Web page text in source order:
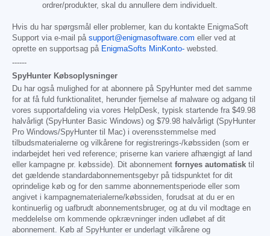
ordrer/produkter, skal du annullere dem individuelt.
Hvis du har spørgsmål eller problemer, kan du kontakte EnigmaSoft
Support via e-mail på support@enigmasoftware.com eller ved at
oprette en supportsag på EnigmaSofts MinKonto- websted.
------
SpyHunter Købsoplysninger
Du har også mulighed for at abonnere på SpyHunter med det samme
for at få fuld funktionalitet, herunder fjernelse af malware og adgang til
vores supportafdeling via vores HelpDesk, typisk startende fra $49.98
halvårligt (SpyHunter Basic Windows) og $79.98 halvårligt (SpyHunter
Pro Windows/SpyHunter til Mac) i overensstemmelse med
tilbudsmaterialerne og vilkårene for registrerings-/købssiden (som er
indarbejdet heri ved reference; priserne kan variere afhængigt af land
eller kampagne pr. købsside). Dit abonnement fornyes automatisk til
det gældende standardabonnementsgebyr på tidspunktet for dit
oprindelige køb og for den samme abonnementsperiode eller som
angivet i kampagnematerialerne/købssiden, forudsat at du er en
kontinuerlig og uafbrudt abonnementsbruger, og at du vil modtage en
meddelelse om kommende opkrævninger inden udløbet af dit
abonnement. Køb af SpyHunter er underlagt vilkårene og